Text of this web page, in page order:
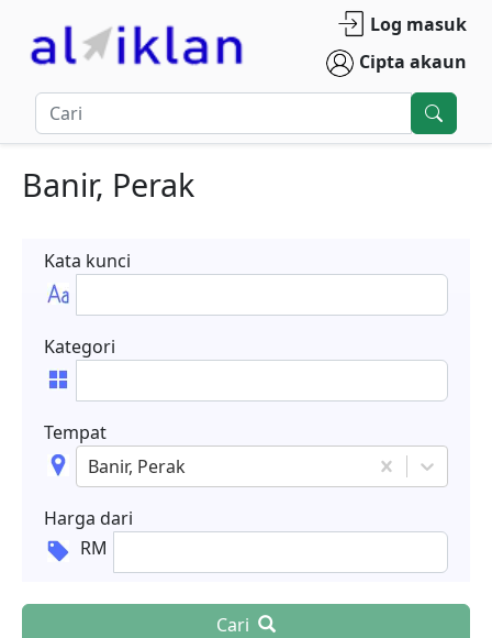
Log masuk
Cipta akaun
Banir, Perak
Kata kunci
Kategori
Tempat
Banir, Perak
Harga dari
RM
Cari